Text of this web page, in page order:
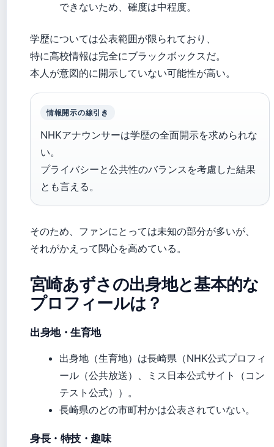
できないため、確度は中程度。
学歴については公表範囲が限られており、
特に高校情報は完全にブラックボックスだ。
本人が意図的に開示していない可能性が高い。
情報開示の線引き
NHKアナウンサーは学歴の全面開示を求められな
い。
プライバシーと公共性のバランスを考慮した結果
とも言える。
そのため、ファンにとっては未知の部分が多いが、
それがかえって関心を高めている。
宮崎あずさの出身地と基本的な
プロフィールは？
出身地・生育地
出身地（生育地）は長崎県（NHK公式プロフィ
ール（公共放送）、ミス日本公式サイト（コン
テスト公式））。
長崎県のどの市町村かは公表されていない。
身長・特技・趣味